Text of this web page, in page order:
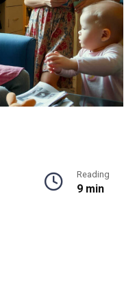
Reading
9 min